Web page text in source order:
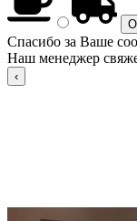
Спасибо за Ваше
Наш менеджер